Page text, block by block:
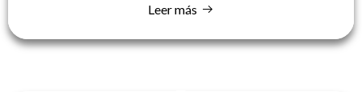
Leer más